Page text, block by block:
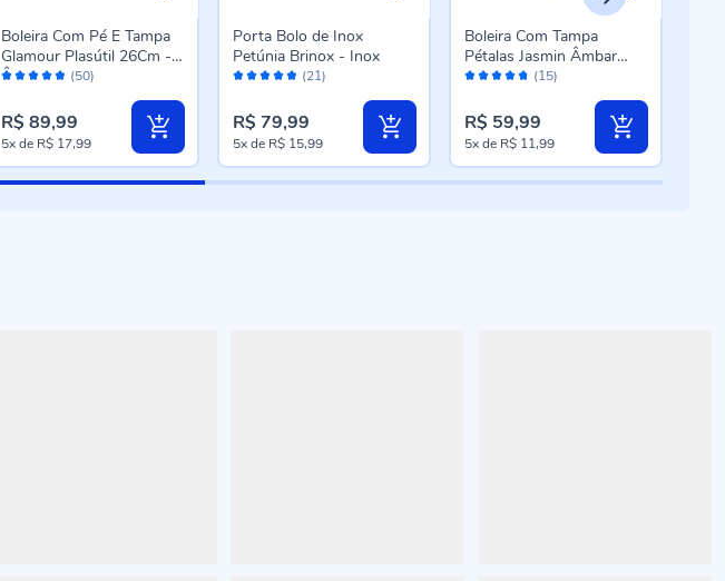
Avaliação: (50)
Boleira Com Pé E Tampa
Glamour Plasútil 26Cm -
Âmbar
R$ 89,99
5xde R$ 17,99
Avaliação: (21)
Porta Bolo de Inox
Petúnia Brinox - Inox
R$ 79,99
5xde R$ 15,99
Avaliação: (15)
Boleira Com Tampa
Pétalas Jasmin Âmbar
Vitazza 24Cm - Vidro
R$ 59,99
5xde R$ 11,99